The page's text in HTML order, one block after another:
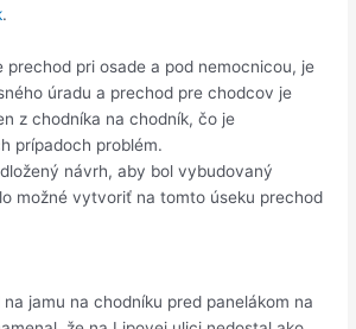
.
prechod pri osade a pod nemocnicou, je
úradu a prechod pre chodcov je
z chodníka na chodník, čo je
prípadoch problém.
návrh, aby bol vybudovaný
možné vytvoriť na tomto úseku prechod
jamu na chodníku pred panelákom na